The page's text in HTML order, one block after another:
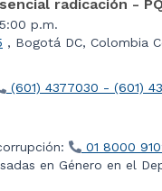
radicación -
p.m.
, Bogotá DC, Colombia
(601) 4377030 - (601)
01 8000
en Género en el